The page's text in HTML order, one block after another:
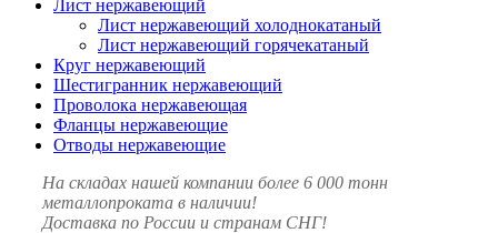
Лист нержавеющий
Лист нержавеющий холоднокатаный
Лист нержавеющий горячекатаный
Круг нержавеющий
Шестигранник нержавеющий
Проволока нержавеющая
Фланцы нержавеющие
Отводы нержавеющие
На складах нашей компании более 6 000 тонн
металлопроката в наличии!
Доставка по России и странам СНГ!